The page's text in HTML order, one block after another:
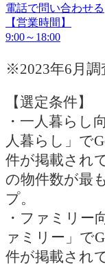
電話で問い合わせる
【営業時間】
9:00～18:00
※2023年6月調
【選定条件】
・一人暮ら
人暮らし」で
件が掲載され
の物件数が最
プ。
・ファミリ
ァミリー」で
件が掲載され